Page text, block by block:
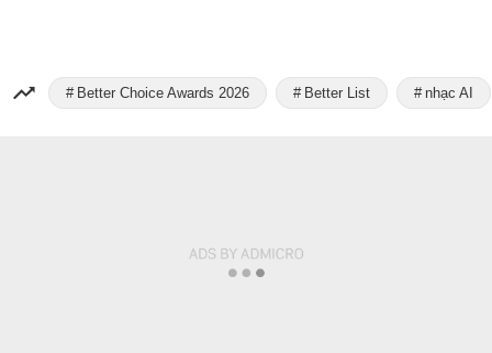
Better Choice Awards 2026 Better List nhạc AI